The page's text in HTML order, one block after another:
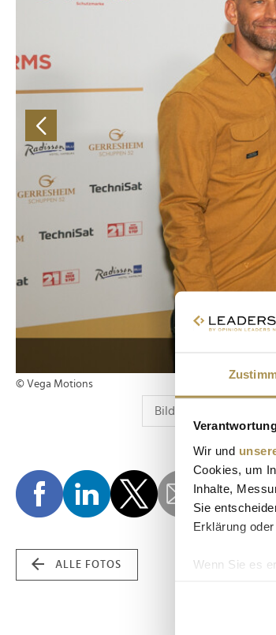
Wir und
Cookies, um
Inhalte,
Sie
Erklärung
Wenn Sie es
Erfahren Sie
© Vega Motions
ALLE FOTOS